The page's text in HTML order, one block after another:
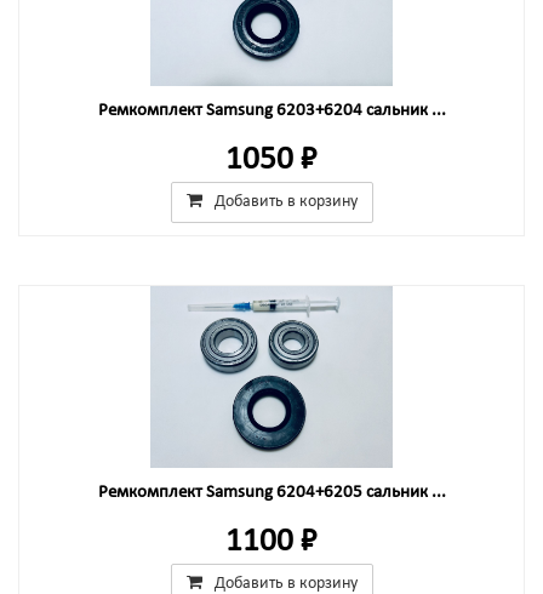
Ремкомплект Samsung 6203+6204 сальник ...
1050 ₽
Добавить в корзину
Ремкомплект Samsung 6204+6205 сальник ...
1100 ₽
Добавить в корзину